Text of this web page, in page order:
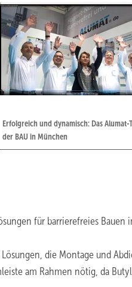
Erfolgreich und dynamisch: Das Alumat-
der BAU in München
für barrierefreies Bauen
die Montage und
am Rahmen nötig, da